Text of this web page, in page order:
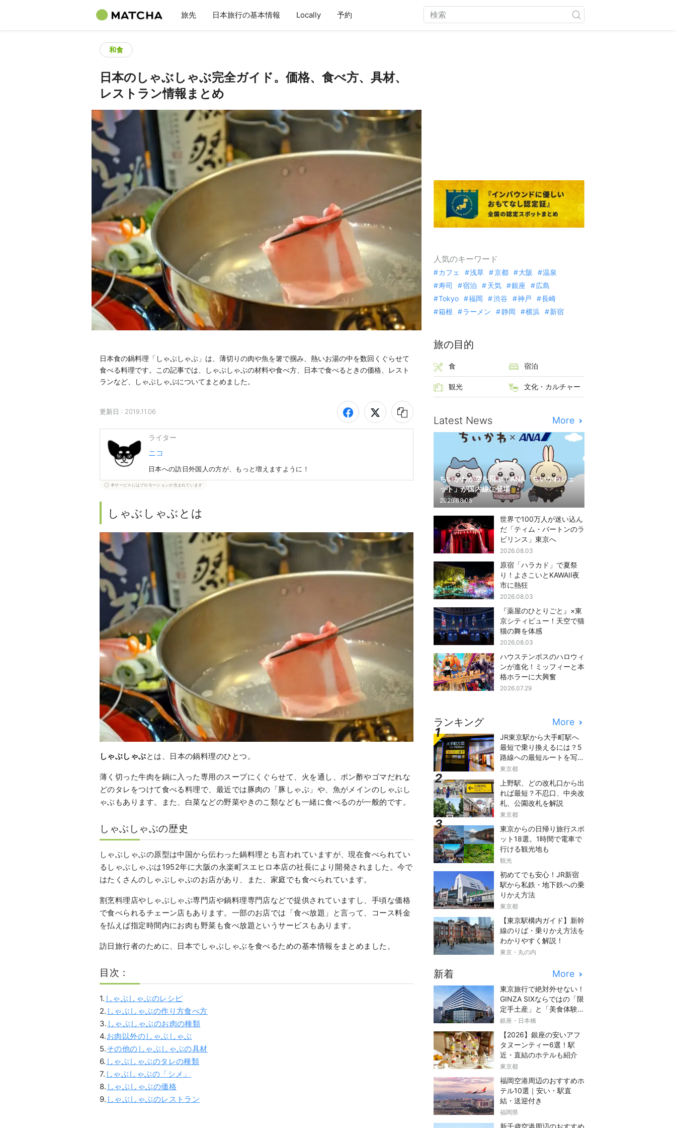
旅先 日本旅行の基本情報 Locally 予約
和食
日本のしゃぶしゃぶ完全ガイド。価格、食べ方、具材、
レストラン情報まとめ
日本食の鍋料理「しゃぶしゃぶ」は、薄切りの肉や魚を箸で掴み、熱いお湯の中を数回くぐらせて
食べる料理です。この記事では、しゃぶしゃぶの材料や食べ方、日本で食べるときの価格、レスト
ランなど、しゃぶしゃぶについてまとめました。
更新日 : 2019.11.06
ライター
ニコ
日本への訪日外国人の方が、もっと増えますように！
本サービスにはプロモーションが含まれています
しゃぶしゃぶとは
しゃぶしゃぶとは、日本の鍋料理のひとつ。
薄く切った牛肉を鍋に入った専用のスープにくぐらせて、火を通し、ポン酢やゴマだれな
どのタレをつけて食べる料理で、最近では豚肉の「豚しゃぶ」や、魚がメインのしゃぶし
ゃぶもあります。また、白菜などの野菜やきのこ類なども一緒に食べるのが一般的です。
しゃぶしゃぶの歴史
しゃぶしゃぶの原型は中国から伝わった鍋料理とも言われていますが、現在食べられてい
るしゃぶしゃぶは1952年に大阪の永楽町スエヒロ本店の社長により開発されました。今で
はたくさんのしゃぶしゃぶのお店があり、また、家庭でも食べられています。
割烹料理店やしゃぶしゃぶ専門店や鍋料理専門店などで提供されていますし、手頃な価格
で食べられるチェーン店もあります。一部のお店では「食べ放題」と言って、コース料金
を払えば指定時間内にお肉も野菜も食べ放題というサービスもあります。
訪日旅行者のために、日本でしゃぶしゃぶを食べるための基本情報をまとめました。
目次：
1. しゃぶしゃぶのレシピ
2. しゃぶしゃぶの作り方食べ方
3. しゃぶしゃぶのお肉の種類
4.お肉以外のしゃぶしゃぶ
5.その他のしゃぶしゃぶの具材
6. しゃぶしゃぶのタレの種類
7. しゃぶしゃぶの「シメ」
8. しゃぶしゃぶの価格
9. しゃぶしゃぶのレストラン
人気のキーワード
カフェ 浅草 京都 大阪
温泉
寿司
宿泊 天気 銀座
広島
Tokyo
福岡 渋谷 神戸
長崎
箱根
ラーメン 静岡 横浜 新宿
旅の目的
食 宿泊
観光 文化・カルチャー
Latest News More
ちいかわが空を飛ぶ！ANA「ちいかわジェ
ット」が国内線に登場
2026.08.05
世界で100万人が迷い込ん
だ「ティム・バートンのラ
ビリンス」東京へ
2026.08.03
原宿「ハラカド」で夏祭
り！よさこいとKAWAII夜
市に熱狂
2026.08.03
『薬屋のひとりごと』×東
京シティビュー！天空で猫
猫の舞を体感
2026.08.03
ハウステンボスのハロウィ
ンが進化！ミッフィーと本
格ホラーに大興奮
2026.07.29
ランキング More
JR東京駅から大手町駅へ
最短で乗り換えるには？5
路線への最短ルートを写真
つきでご紹介
東京都
上野駅、どの改札口から出
れば最短？不忍口、中央改
札、公園改札を解説
東京都
東京からの日帰り旅行スポ
ット18選。1時間で電車で
行ける観光地も
観光
初めてでも安心！JR新宿
駅から私鉄・地下鉄への乗
りかえ方法
東京都
【東京駅構内ガイド】新幹
線のりば・乗りかえ方法を
わかりやすく解説！
東京・丸の内
新着 More
東京旅行で絶対外せない！
GINZA SIXならではの「限
定手土産」と「美食体験」
完全ガイド
銀座・日本橋
【2026】銀座の安いアフ
タヌーンティー6選！駅
近・直結のホテルも紹介
東京都
福岡空港周辺のおすすめホ
テル10選｜安い・駅直
結・送迎付き
福岡県
新千歳空港周辺のおすすめ